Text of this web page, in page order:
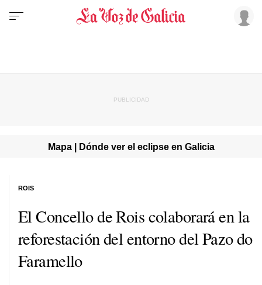
Mapa | Dónde ver el eclipse en Galicia
El Concello de Rois colaborará en la
reforestación del entorno del Pazo do
Faramello
ROIS